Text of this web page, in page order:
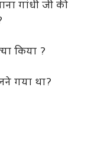
गांधी जी की
किया ?
गया था?